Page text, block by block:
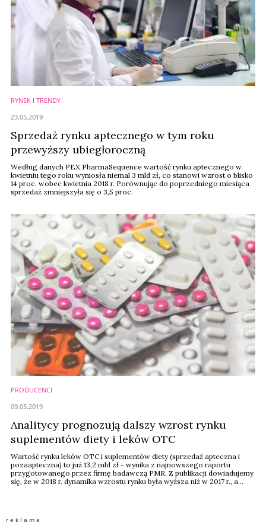
RYNEK I TRENDY
Sprzedaż rynku aptecznego w tym roku
przewyższy ubiegłoroczną
Według danych PEX PharmaSequence wartość rynku aptecznego w
kwietniu tego roku wyniosła niemal 3 mld zł, co stanowi wzrost o blisko
14 proc. wobec kwietnia 2018 r. Porównując do poprzedniego miesiąca
sprzedaż zmniejszyła się o 3,5 proc.
23.05.2019
PRODUCENCI
Analitycy prognozują dalszy wzrost rynku
suplementów diety i leków OTC
Wartość rynku leków OTC i suplementów diety (sprzedaż apteczna i
pozaapteczna) to już 13,2 mld zł - wynika z najnowszego raportu
przygotowanego przez firmę badawczą PMR. Z publikacji dowiadujemy
się, że w 2018 r. dynamika wzrostu rynku była wyższa niż w 2017 r., a
09.05.2019